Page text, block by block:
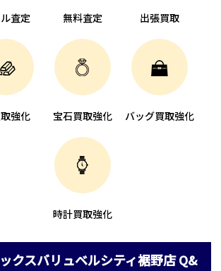
査定 無料査定 出張買取
強化 宝石買取強化 バッグ買取強化
時計買取強化
クスバリュベルシティ裾野店 Q&